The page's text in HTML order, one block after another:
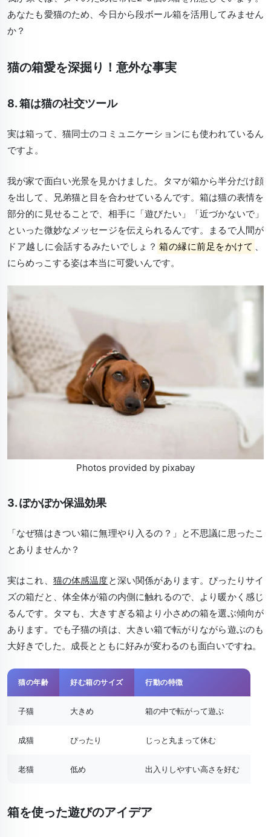
あなたも愛猫のため、今日から段ボール箱を活用してみません
か？
猫の箱愛を深掘り！意外な事実
8. 箱は猫の社交ツール
実は箱って、猫同士のコミュニケーションにも使われているん
ですよ。
我が家で面白い光景を見かけました。タマが箱から半分だけ顔
を出して、兄弟猫と目を合わせているんです。箱は猫の表情を
部分的に見せる ことで、相手に「遊びたい」「近づかないで」
といった微妙なメッセージを伝えられるんです。まるで人間が
ドア越しに会話するみたいでしょ？ 箱の縁に前足をかけて
にらめっこする姿は本当に可愛いんです。
Photos provided by pixabay
3. ぽかぽか保温効果
「なぜ猫はきつい箱に無理やり入るの？」と不思議に思ったこ
とありませんか？
実はこれ、 猫の体感温度と深い関係があります。ぴったりサイ
ズの箱だと、体全体が箱の内側に触れるので、より暖かく感じ
るんです。タマも、大きすぎる箱より小さめの箱を選ぶ傾向が
あります。でも子猫の頃は、大きい箱で転がりながら遊ぶのも
大好きでした。成長とともに好みが変わるのも面白いですね。
猫の年齢 好む箱のサイズ 行動の特徴
子猫 大きめ 箱の中で転がって遊ぶ
成猫 ぴったり じっと丸まって休む
老猫 低め 出入りしやすい高さを好む
箱を使った遊びのアイデア